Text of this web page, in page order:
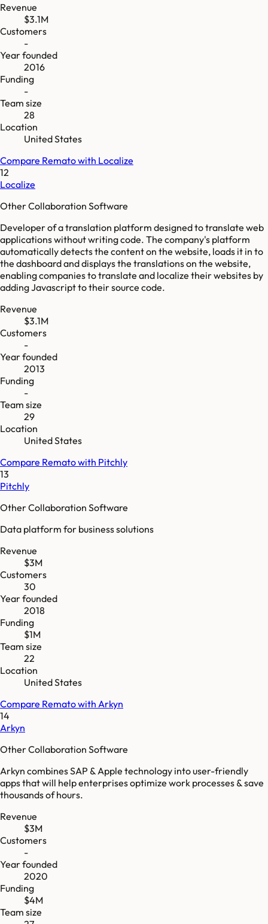
Revenue
$3.1M
Customers
-
Year founded
2016
Funding
-
Team size
28
Location
United States
Compare Rematowith Localize
12
Localize
Other Collaboration Software
Developer of a translation platform designed to translate web
applications without writing code. The company's platform
automatically detects the content on the website, loads it in to
the dashboard and displays the translations on the website,
enabling companies to translate and localize their websites by
adding Javascript to their source code.
Revenue
$3.1M
Customers
-
Year founded
2013
Funding
-
Team size
29
Location
United States
Compare Rematowith Pitchly
13
Pitchly
Other Collaboration Software
Data platform for business solutions
Revenue
$3M
Customers
30
Year founded
2018
Funding
$1M
Team size
22
Location
United States
Compare Rematowith Arkyn
14
Arkyn
Other Collaboration Software
Arkyn combines SAP & Apple technology into user-friendly
apps that will help enterprises optimize work processes & save
thousands of hours.
Revenue
$3M
Customers
-
Year founded
2020
Funding
$4M
Team size